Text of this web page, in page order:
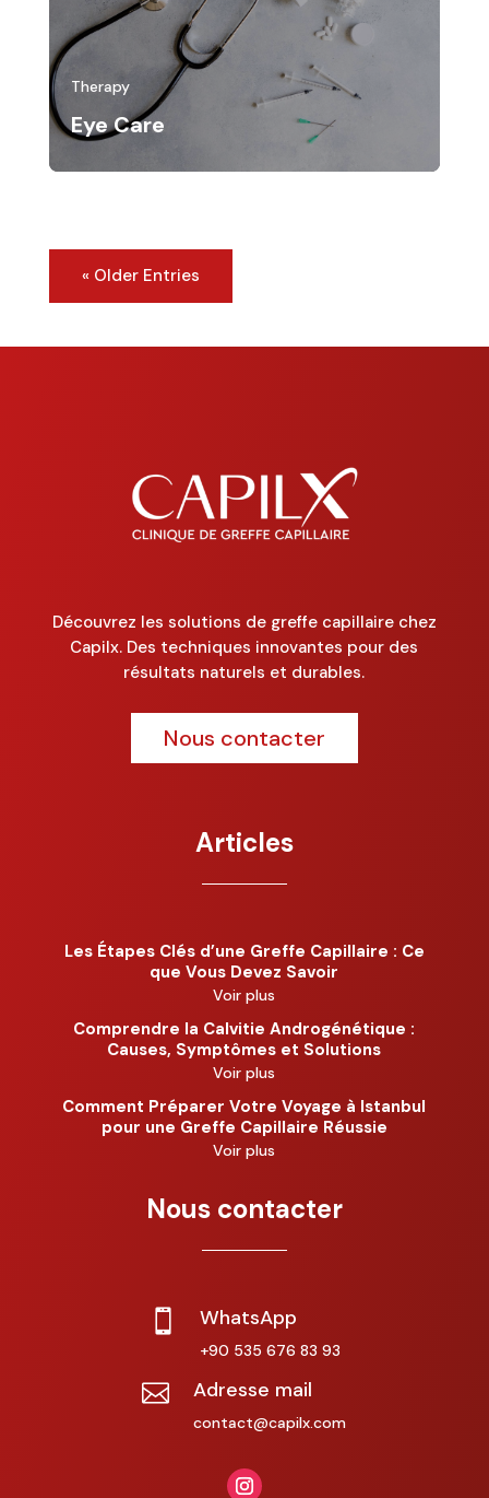
Eye Care
Therapy
« Older Entries
Découvrez les solutions de greffe capillaire chez
Capilx. Des techniques innovantes pour des
résultats naturels et durables.
Nous contacter
Articles
Les Étapes Clés d’une Greffe Capillaire : Ce
que Vous Devez Savoir
Voir plus
Comprendre la Calvitie Androgénétique :
Causes, Symptômes et Solutions
Voir plus
Comment Préparer Votre Voyage à Istanbul
pour une Greffe Capillaire Réussie
Voir plus
Nous contacter
 WhatsApp
+90 535 676 83 93
 Adresse mail
contact@capilx.com